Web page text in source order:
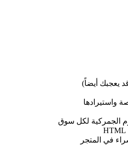
يعجبك أيضاً)
واستيرادها
الجمركية لكل سوق
في المتجر